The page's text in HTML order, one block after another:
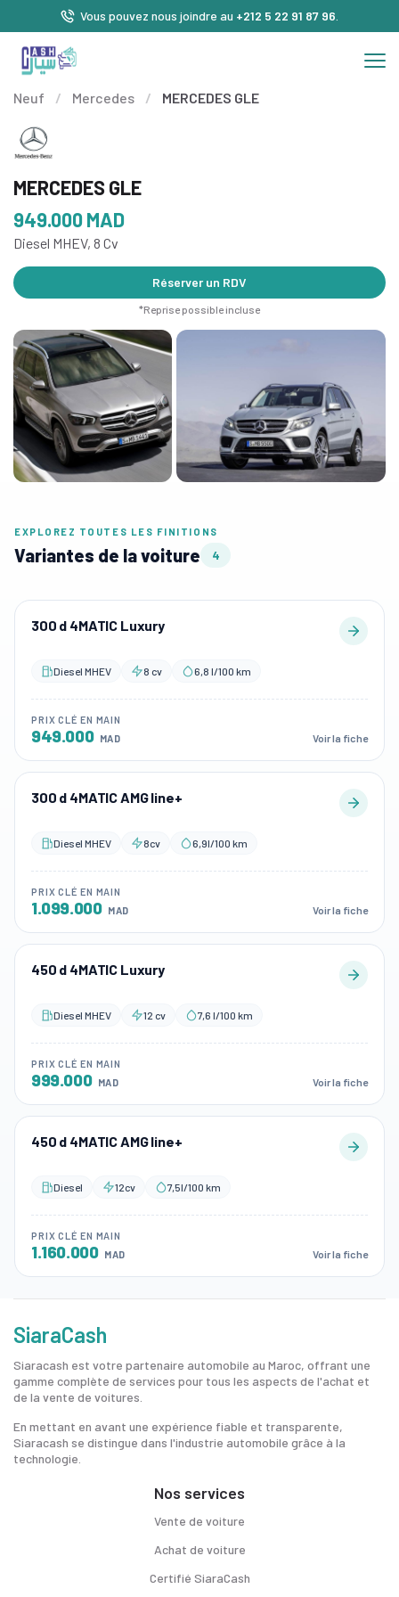
Vous pouvez nous joindre au +212 5 22 91 87 96
Neuf / Mercedes / MERCEDES GLE
MERCEDES GLE
949.000MAD
Diesel MHEV, 8 Cv
Réserver un RDV
*Reprise possible incluse
EXPLOREZ TOUTES LES FINITIONS
Variantes de la voiture 4
300 d 4MATIC Luxury
Diesel MHEV 8 cv 6,8 l/100 km
PRIX CLÉ EN MAIN
949.000 MAD Voir la fiche
300 d 4MATIC AMG line+
Diesel MHEV 8cv 6,9l/100 km
PRIX CLÉ EN MAIN
1.099.000 MAD Voir la fiche
450 d 4MATIC Luxury
Diesel MHEV 12 cv 7,6 l/100 km
PRIX CLÉ EN MAIN
999.000 MAD Voir la fiche
450 d 4MATIC AMG line+
Diesel 12cv 7,5l/100 km
PRIX CLÉ EN MAIN
1.160.000 MAD Voir la fiche
SiaraCash
Siaracash est votre partenaire automobile au Maroc, offrant une
gamme complète de services pour tous les aspects de l'achat et
de la vente de voitures.
En mettant en avant une expérience fiable et transparente,
Siaracash se distingue dans l'industrie automobile grâce à la
technologie.
Nos services
Vente de voiture
Achat de voiture
Certifié SiaraCash